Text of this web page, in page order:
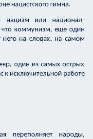
нацистского гимна.
или национал-
что коммунизм, еще один
на словах, на самом
один из самых острых
к исключительной работе
переполняет народы,